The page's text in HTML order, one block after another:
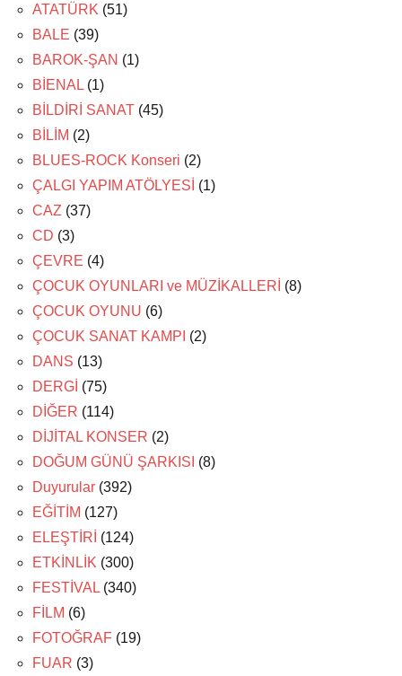
ATATÜRK (51)
BALE (39)
BAROK-ŞAN (1)
BİENAL (1)
BİLDİRİ SANAT (45)
BİLİM (2)
BLUES-ROCK Konseri (2)
ÇALGI YAPIM ATÖLYESİ (1)
CAZ (37)
CD (3)
ÇEVRE (4)
ÇOCUK OYUNLARI ve MÜZİKALLERİ (8)
ÇOCUK OYUNU (6)
ÇOCUK SANAT KAMPI (2)
DANS (13)
DERGİ (75)
DİĞER (114)
DİJİTAL KONSER (2)
DOĞUM GÜNÜ ŞARKISI (8)
Duyurular (392)
EĞİTİM (127)
ELEŞTİRİ (124)
ETKİNLİK (300)
FESTİVAL (340)
FİLM (6)
FOTOĞRAF (19)
FUAR (3)